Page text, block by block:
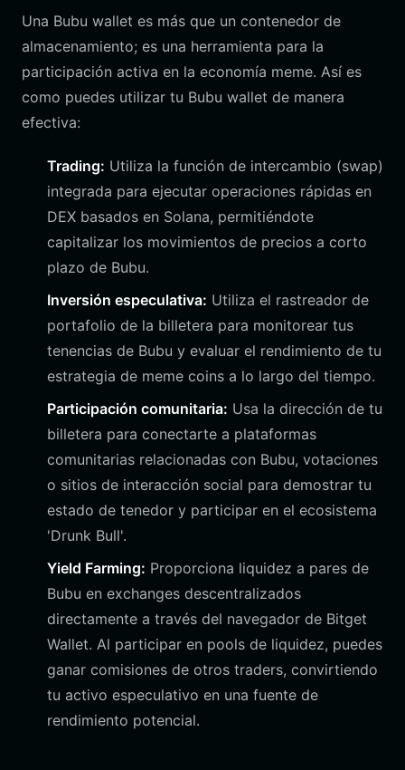
Una Bubu wallet es más que un contenedor de
almacenamiento; es una herramienta para la
participación activa en la economía meme. Así es
como puedes utilizar tu Bubu wallet de manera
efectiva:
Trading: Utiliza la función de intercambio (swap)
integrada para ejecutar operaciones rápidas en
DEX basados en Solana, permitiéndote
capitalizar los movimientos de precios a corto
plazo de Bubu.
Inversión especulativa: Utiliza el rastreador de
portafolio de la billetera para monitorear tus
tenencias de Bubu y evaluar el rendimiento de tu
estrategia de meme coins a lo largo del tiempo.
Participación comunitaria: Usa la dirección de tu
billetera para conectarte a plataformas
comunitarias relacionadas con Bubu, votaciones
o sitios de interacción social para demostrar tu
estado de tenedor y participar en el ecosistema
'Drunk Bull'.
Yield Farming: Proporciona liquidez a pares de
Bubu en exchanges descentralizados
directamente a través del navegador de Bitget
Wallet. Al participar en pools de liquidez, puedes
ganar comisiones de otros traders, convirtiendo
tu activo especulativo en una fuente de
rendimiento potencial.